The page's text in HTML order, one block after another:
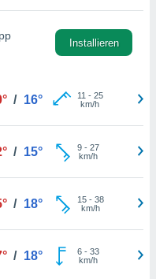
Installieren
/ 16° 11 - 25
km/h
/ 15° 9- 27
km/h
/ 18° 15- 38
km/h
/ 18° 6- 33
km/h